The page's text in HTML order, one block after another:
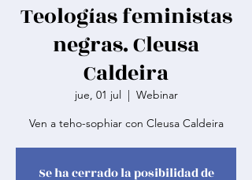
Teologías feministas
negras. Cleusa
Caldeira
jue, 01 jul
  |
Webinar
Ven a teho-sophiar con Cleusa Caldeira
Se ha cerrado la posibilidad de